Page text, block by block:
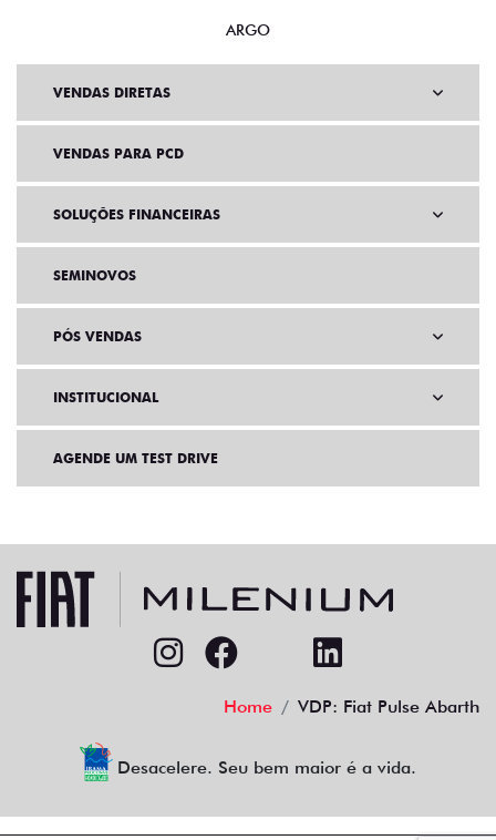
ARGO
VENDAS DIRETAS
VENDAS PARA PCD
SOLUÇÕES FINANCEIRAS
SEMINOVOS
PÓS VENDAS
INSTITUCIONAL
AGENDE UM TEST DRIVE
Home VDP: Fiat Pulse Abarth
Desacelere. Seu bem maior é a vida.